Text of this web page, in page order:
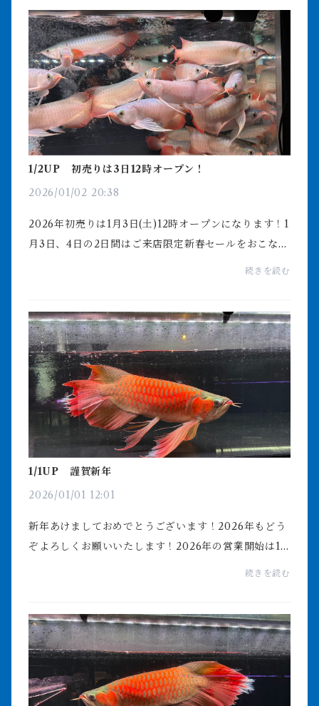
1/2UP 初売りは3日12時オープン！
2026/01/02 20:38
2026年初売りは1月3日(土)12時オープンになります！1
月3日、4日の2日間はご来店限定新春セールをおこない
ます1人で営業しておりますので混雑しますと対応がで
続きを読む
1/1UP 謹賀新年
2026/01/01 12:01
新年あけましておめでとうございます！2026年もどう
ぞよろしくお願いいたします！2026年の営業開始は1
続きを読む